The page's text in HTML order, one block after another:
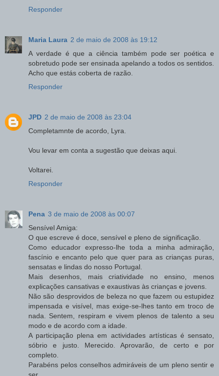
Responder
Maria Laura 2 de maio de 2008 às 19:12
A verdade é que a ciência também pode ser poética e
sobretudo pode ser ensinada apelando a todos os sentidos.
Acho que estás coberta de razão.
Responder
JPD 2 de maio de 2008 às 23:04
Completamnte de acordo, Lyra.
Vou levar em conta a sugestão que deixas aqui.
Voltarei.
Responder
Pena 3 de maio de 2008 às 00:07
Sensível Amiga:
O que escreve é doce, sensível e pleno de significação.
Como educador expresso-lhe toda a minha admiração,
fascínio e encanto pelo que quer para as crianças puras,
sensatas e lindas do nosso Portugal.
Mais desenhos, mais criatividade no ensino, menos
explicações cansativas e exaustivas às crianças e jovens.
Não são desprovidos de beleza no que fazem ou estupidez
impensada e visível, mas exige-se-lhes tanto em troco de
nada. Sentem, respiram e vivem plenos de talento a seu
modo e de acordo com a idade.
A participação plena em actividades artísticas é sensato,
sóbrio e justo. Merecido. Aprovarão, de certo e por
completo.
Parabéns pelos conselhos admiráveis de um pleno sentir e
ser.